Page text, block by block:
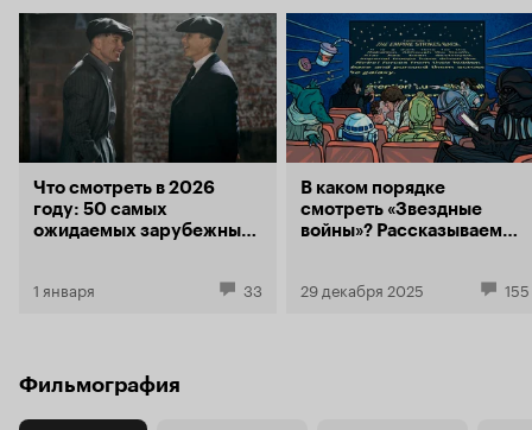
Что смотреть в 2026
году: 50 самых
ожидаемых зарубежных
1 января 33
В каком порядке
смотреть «Звездные
войны»? Рассказываем
легендарной франшизы
29 декабря 2025 155
Фильмография